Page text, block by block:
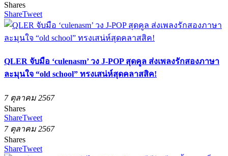
Shares
ShareTweet
QLER จับมือ ‘culenasm’ วง J-POP สุดคูล ส่งเพลงรักสองภาษา
ละมุนใจ “old school” ทรงเสน่ห์สุดคลาสสิค!
7 ตุลาคม 2567
Shares
ShareTweet
7 ตุลาคม 2567
Shares
ShareTweet